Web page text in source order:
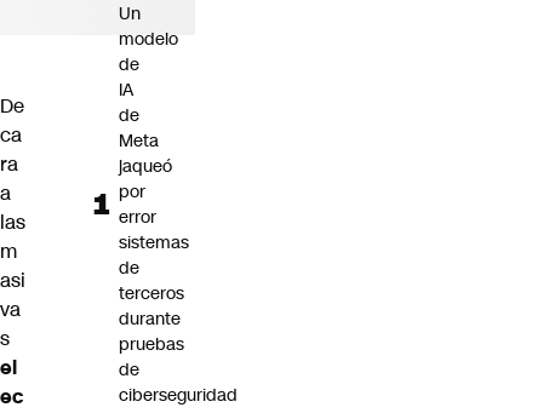
De
ca
ra
a
las
m
asi
va
s
el
ec
Un
modelo
de
IA
de
Meta
jaqueó
por
error
sistemas
de
terceros
durante
pruebas
de
ciberseguridad